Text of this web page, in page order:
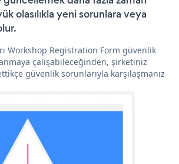
olasılıkla yeni sorunlara veya
Workshop Registration Form güvenlik
çalışabileceğinden, şirketiniz
güvenlik sorunlarıyla karşılaşmanız